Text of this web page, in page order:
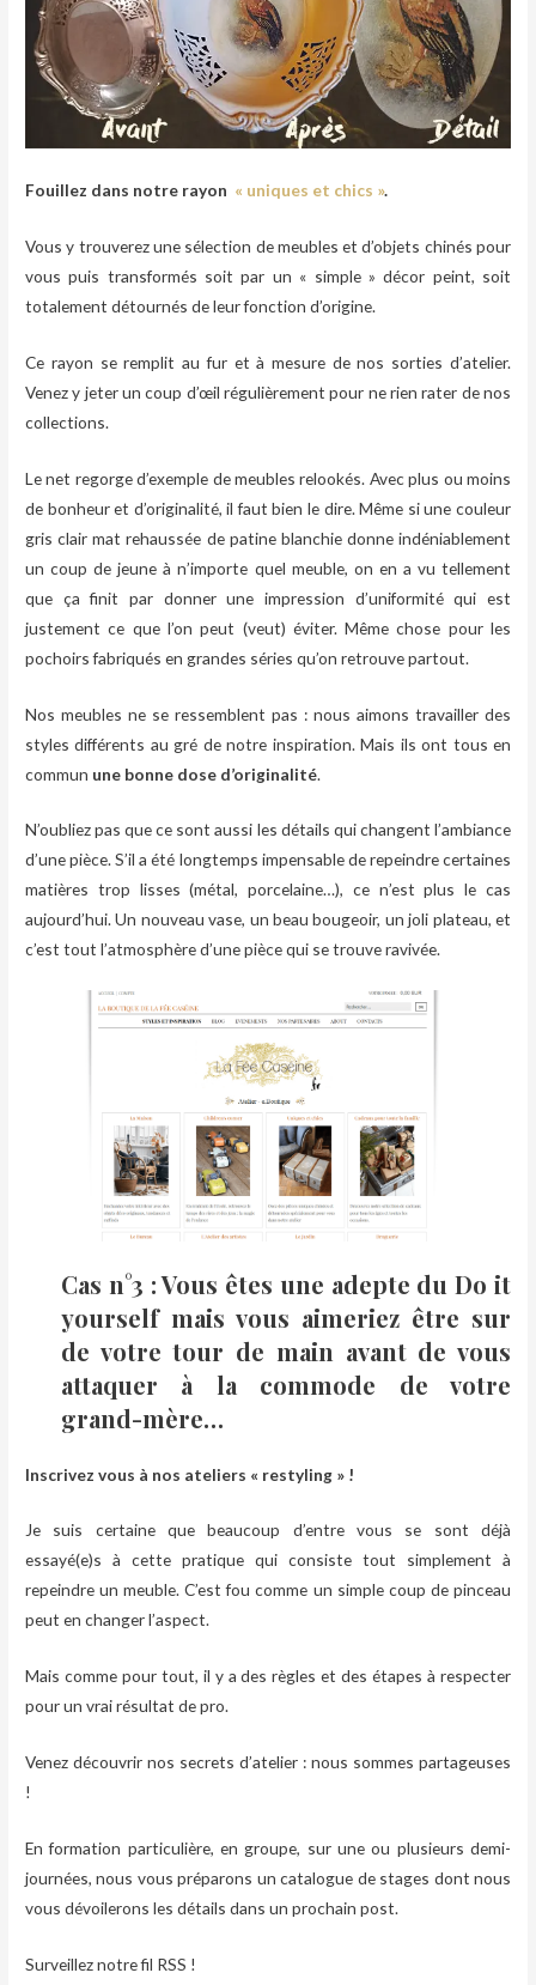
Fouillez dans notre rayon « uniques et chics ».
Vous y trouverez une sélection de meubles et d’objets chinés pour
vous puis transformés soit par un « simple » décor peint, soit
totalement détournés de leur fonction d’origine.
Ce rayon se remplit au fur et à mesure de nos sorties d’atelier.
Venez y jeter un coup d’œil régulièrement pour ne rien rater de nos
collections.
Le net regorge d’exemple de meubles relookés. Avec plus ou moins
de bonheur et d’originalité, il faut bien le dire. Même si une couleur
gris clair mat rehaussée de patine blanchie donne indéniablement
un coup de jeune à n’importe quel meuble, on en a vu tellement
que ça finit par donner une impression d’uniformité qui est
justement ce que l’on peut (veut) éviter. Même chose pour les
pochoirs fabriqués en grandes séries qu’on retrouve partout.
Nos meubles ne se ressemblent pas : nous aimons travailler des
styles différents au gré de notre inspiration. Mais ils ont tous en
commun une bonne dose d’originalité.
N’oubliez pas que ce sont aussi les détails qui changent l’ambiance
d’une pièce. S’il a été longtemps impensable de repeindre certaines
matières trop lisses (métal, porcelaine…), ce n’est plus le cas
aujourd’hui. Un nouveau vase, un beau bougeoir, un joli plateau, et
c’est tout l’atmosphère d’une pièce qui se trouve ravivée.
Cas n°3 : Vous êtes une adepte du Do it
yourself mais vous aimeriez être sur
de votre tour de main avant de vous
attaquer à la commode de votre
grand-mère…
Inscrivez vous à nos ateliers « restyling » !
Je suis certaine que beaucoup d’entre vous se sont déjà
essayé(e)s à cette pratique qui consiste tout simplement à
repeindre un meuble. C’est fou comme un simple coup de pinceau
peut en changer l’aspect.
Mais comme pour tout, il y a des règles et des étapes à respecter
pour un vrai résultat de pro.
Venez découvrir nos secrets d’atelier : nous sommes partageuses
!
En formation particulière, en groupe, sur une ou plusieurs demi-
journées, nous vous préparons un catalogue de stages dont nous
vous dévoilerons les détails dans un prochain post.
Surveillez notre fil RSS !